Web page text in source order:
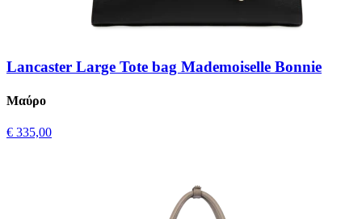
Lancaster Large Tote bag Mademoiselle Bonnie
Μαύρο
€ 335,00